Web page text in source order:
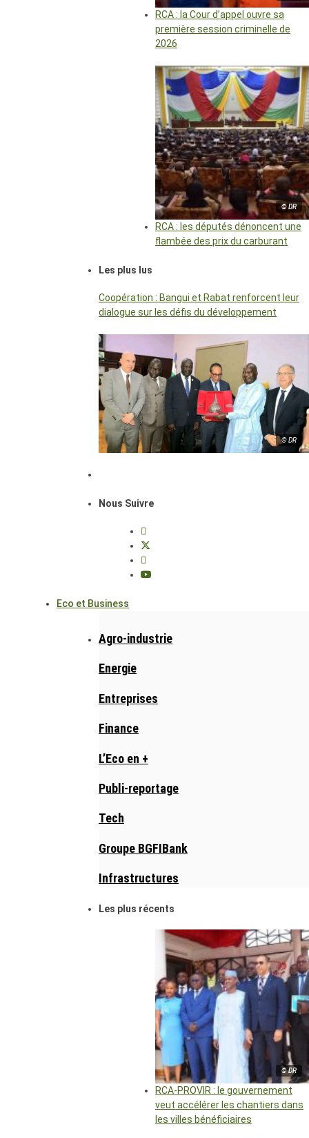
RCA : la Cour d’appel ouvre sa
première session criminelle de
2026
© DR
RCA : les députés dénoncent une
flambée des prix du carburant
Les plus lus
Coopération : Bangui et Rabat renforcent leur
dialogue sur les défis du développement
© DR
Nous Suivre
Eco et Business
Agro-industrie
Energie
Entreprises
Finance
L’Eco en +
Publi-reportage
Tech
Groupe BGFIBank
Infrastructures
Les plus récents
© DR
RCA-PROVIR : le gouvernement
veut accélérer les chantiers dans
les villes bénéficiaires